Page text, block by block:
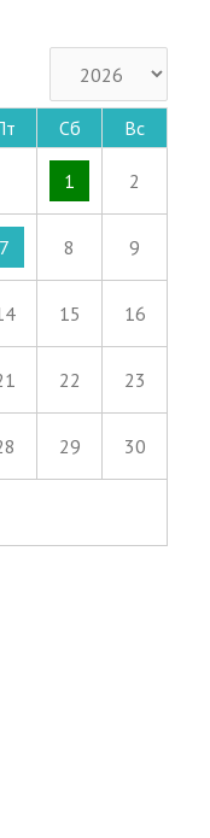
Сб Вс
1 2
7 8 9
15 16
22 23
29 30